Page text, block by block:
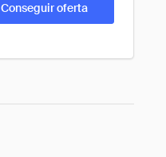
Conseguir oferta